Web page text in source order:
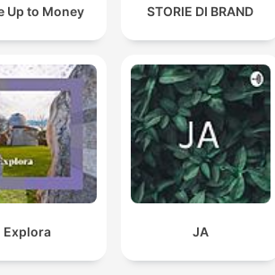
Up to Money STORIE DI BRAND
Explora JA